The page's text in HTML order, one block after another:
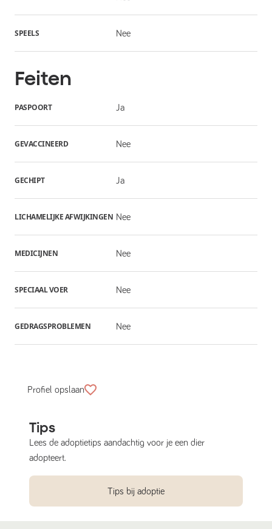
SPEELS Nee
Feiten
PASPOORT Ja
GEVACCINEERD Nee
GECHIPT Ja
LICHAMELIJKE AFWIJKINGEN Nee
MEDICIJNEN Nee
SPECIAAL VOER Nee
GEDRAGSPROBLEMEN Nee
Profiel opslaan
Tips
Lees de adoptietips aandachtig voor je een dier
adopteert.
Tips bij adoptie